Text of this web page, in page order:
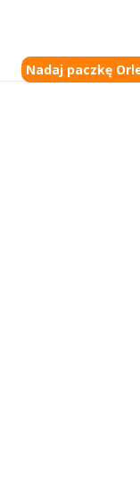
Nadaj paczkę